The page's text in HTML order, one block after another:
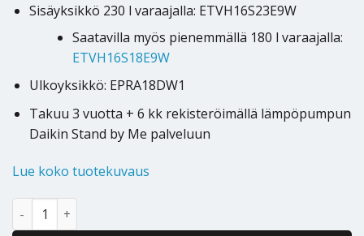
Sisäyksikkö 230 l varaajalla: ETVH16S23E9W
Saatavilla myös pienemmällä 180 l varaajalla:
ETVH16S18E9W
Ulkoyksikkö: EPRA18DW1
Takuu 3 vuotta + 6 kk rekisteröimällä lämpöpumpun
Daikin Stand by Me palveluun
Lue koko tuotekuvaus
Ilmavesilämpöpumppu Daikin Altherma 3H HT F 18kW 230l
Alternative: